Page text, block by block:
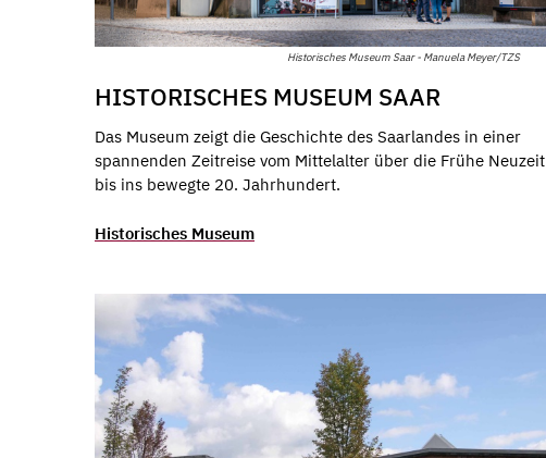
Historisches Museum Saar - Manuela Meyer/TZS
HISTORISCHES MUSEUM SAAR
Das Museum zeigt die Geschichte des Saarlandes in einer
spannenden Zeitreise vom Mittelalter über die Frühe Neuzeit
bis ins bewegte 20. Jahrhundert.
Historisches Museum